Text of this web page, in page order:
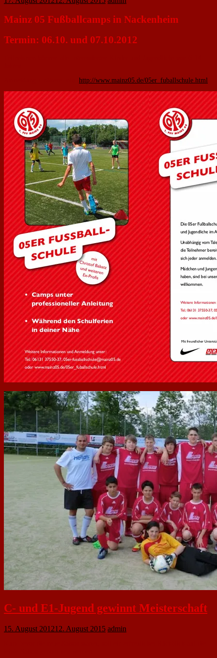
Mainz 05 Fußballcamps in Nackenheim
Termin: 06.10. und 07.10.2012
http://www.mainz05.de/05er_fuballschule.html
C- und E1-Jugend gewinnt Meisterschaft
15. August 201212. August 2015 admin